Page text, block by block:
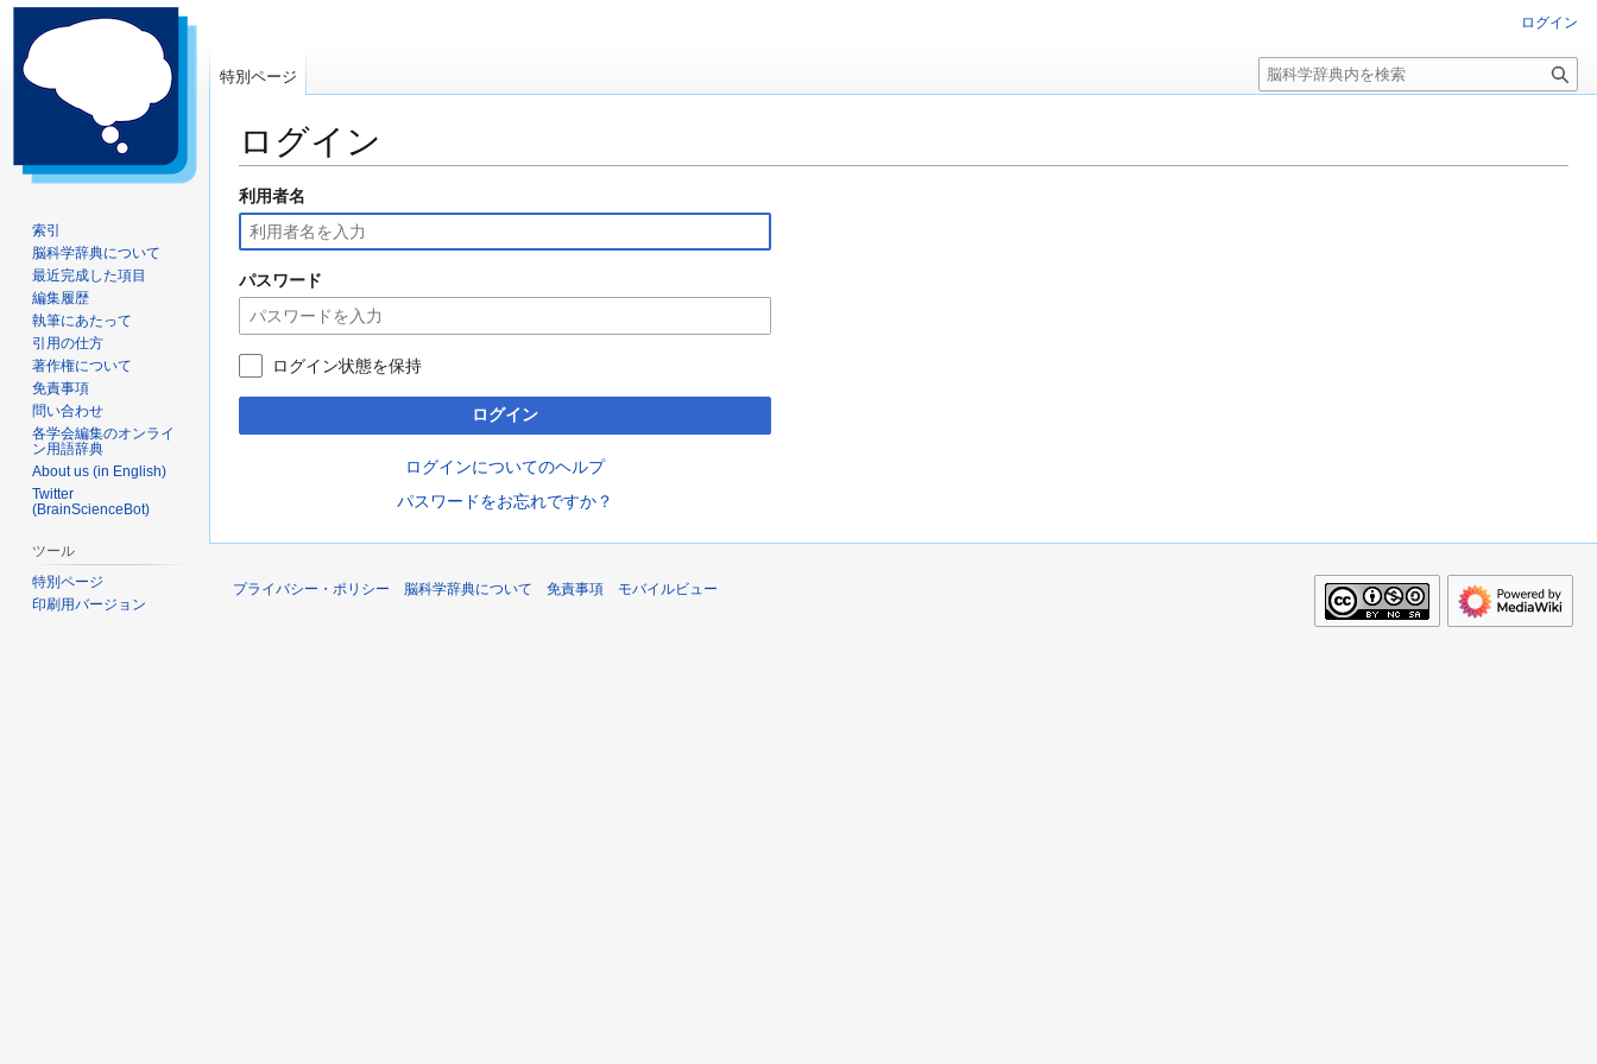
ログイン
ナ
ビ
ゲ
ー
シ
ョ
ン
に
動
検
索
に
移
動
利用者名
パスワード
ログイン状態を保持
ログイン
ログインについてのヘルプ
パスワードをお忘れですか？
ログイン
特別ページ
検
索
索引
脳科学辞典について
最近完成した項目
編集履歴
執筆にあたって
引用の仕方
著作権について
免責事項
問い合わせ
各学会編集のオンライ
ン用語辞典
About us (in English)
Twitter
(BrainScienceBot)
ツール
特別ページ
印刷用バージョン
プライバシー・ポリシー 脳科学辞典について 免責事項 モバイルビュー